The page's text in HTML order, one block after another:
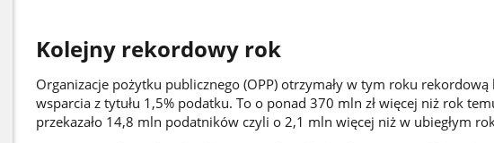
Kolejny rekordowy rok
Organizacje pożytku publicznego (OPP) otrzymały w tym roku
wsparcia z tytułu 1,5% podatku. To o ponad 370 mln zł więcej niż rok
przekazało 14,8 mln podatników czyli o 2,1 mln więcej niż w ubiegłym